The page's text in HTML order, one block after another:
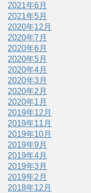
2021年6月
2021年5月
2020年12月
2020年7月
2020年6月
2020年5月
2020年4月
2020年3月
2020年2月
2020年1月
2019年12月
2019年11月
2019年10月
2019年9月
2019年4月
2019年3月
2019年2月
2018年12月